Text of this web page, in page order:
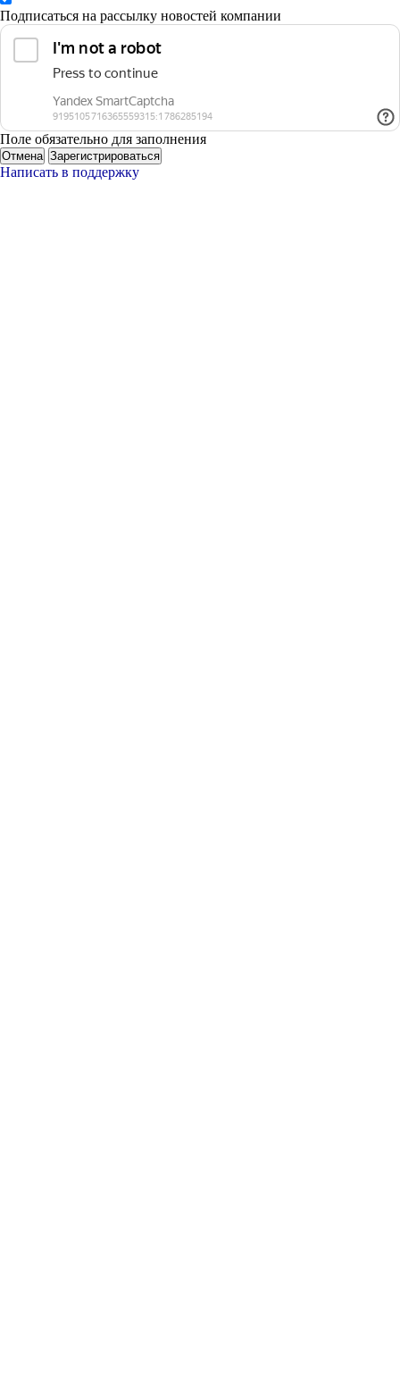
Подписаться на рассылку новостей компании
Поле обязательно для заполнения
Отмена Зарегистрироваться
Написать в поддержку